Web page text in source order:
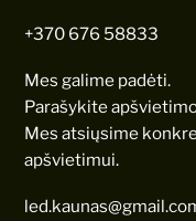
+370 676 58833
Mes galime padėti.
Parašykite
Mes atsiųsime
apšvietimui.